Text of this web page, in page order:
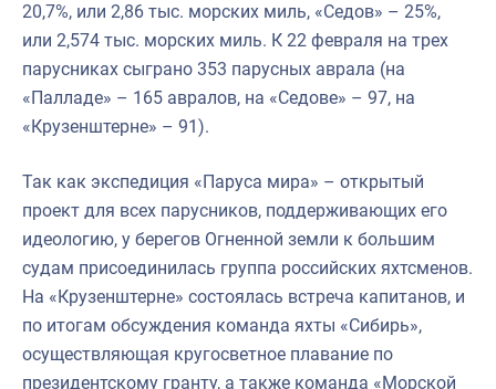
20,7%, или 2,86 тыс. морских миль, «Седов» – 25%,
или 2,574 тыс. морских миль. К 22 февраля на трех
парусниках сыграно 353 парусных аврала (на
«Палладе» – 165 авралов, на «Седове» – 97, на
«Крузенштерне» – 91).
Так как экспедиция «Паруса мира» – открытый
проект для всех парусников, поддерживающих его
идеологию, у берегов Огненной земли к большим
судам присоединилась группа российских яхтсменов.
На «Крузенштерне» состоялась встреча капитанов, и
по итогам обсуждения команда яхты «Сибирь»,
осуществляющая кругосветное плавание по
президентскому гранту, а также команда «Морской